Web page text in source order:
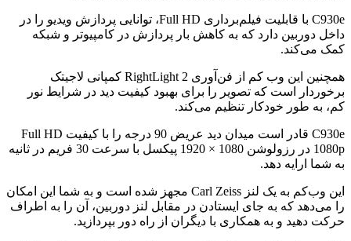
C930e با قابلیت فیلم‌برداری Full HD، توانایی پردازش ویدیو را در
داخل دوربین دارد که به کاهش بار پردازش در کامپیوتر و شبکه
کمک می‌کند.
همچنین این وب کم از فن‌آوری RightLight 2 کمپانی لاجیتک
برخوردار است که تصویر را برای بهبود کیفیت دید در شرایط نور
کم، به طور خودکار تنظیم می‌کند.
C930e قادر است میدان دید عریض 90 درجه را با کیفیت Full HD
1080p در رزولوشن 1080 × 1920 پیکسل با سرعت 30 فریم در ثانیه
به شما ارایه دهد.
این وب‌کم به یک لنز Carl Zeiss مجهز شده است و به شما این امکان
را می‌دهد که به جای ایستادن در مقابل لنز دوربین، آن را به اطراف
حرکت دهید و به همکاری با دیگران از راه دور بپردازید.